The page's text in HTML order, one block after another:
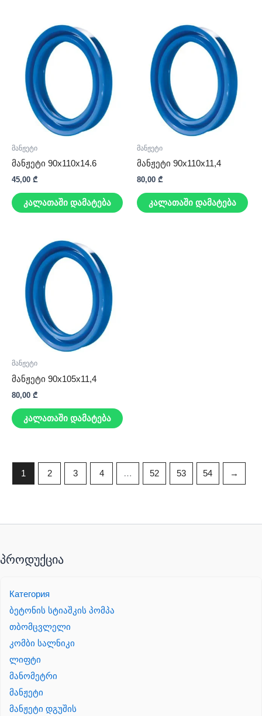
მანჟეტი
მანჟეტი 90x110x14.6
45,00 ₾
კალათაში დამატება
მანჟეტი
მანჟეტი 90x110x11,4
80,00 ₾
კალათაში დამატება
მანჟეტი
მანჟეტი 90x105x11,4
80,00 ₾
კალათაში დამატება
1 2 3 4 … 52 53 54 →
პროდუქცია
Категория
ბეტონის სტიაშკის პომპა
თბომცვლელი
კომბი სალნიკი
ლიფტი
მანომეტრი
მანჟეტი
მანჟეტი დგუშის